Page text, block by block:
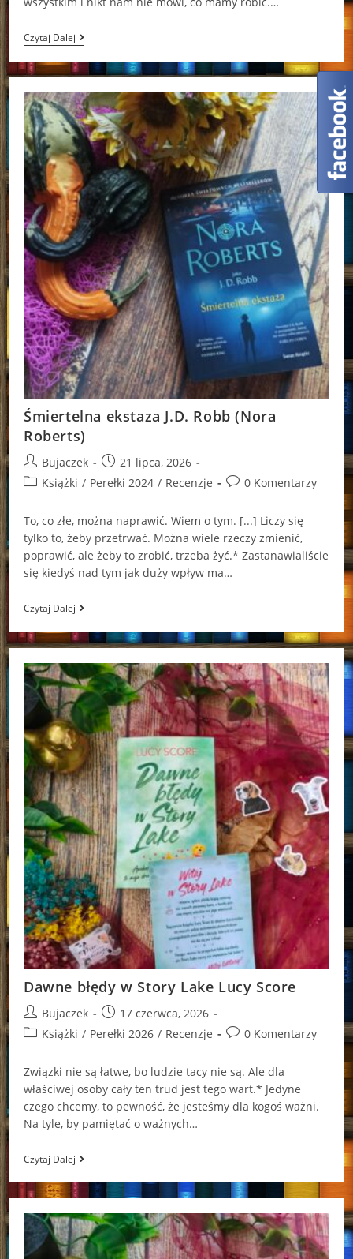
Czytaj DalejOpowieści
Z
Bagien.
Zatańcz
Mną
Magdalena
Kwiecień
Śmiertelna ekstaza J.D. Robb (Nora
Roberts)
Post
author:
Bujaczek
Post
published:
21 lipca, 2026
PostKsiążki / Perełki 2024 / Recenzje
Post0 Komentarzy
To, co złe, można naprawić. Wiem o tym. [...] Liczy się
tylko to, żeby przetrwać. Można wiele rzeczy zmienić,
poprawić, ale żeby to zrobić, trzeba żyć.* Zastanawialiście
się kiedyś nad tym jak duży wpływ ma…
Czytaj DalejŚmiertelna
Ekstaza
J.D.
Robb
Roberts)
Dawne błędy w Story Lake Lucy Score
Post
author:
Bujaczek
Post
published:
17 czerwca, 2026
PostKsiążki / Perełki 2026 / Recenzje
Post0 Komentarzy
Związki nie są łatwe, bo ludzie tacy nie są. Ale dla
właściwej osoby cały ten trud jest tego wart.* Jedyne
czego chcemy, to pewność, że jesteśmy dla kogoś ważni.
Na tyle, by pamiętać o ważnych…
Czytaj DalejDawne
Błędy
W
Story
Lucy
Score